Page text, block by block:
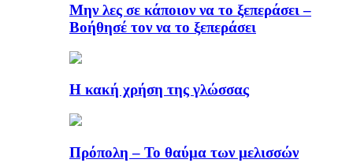
Μην λες σε κάποιον να το ξεπεράσει –
Βοήθησέ τον να το ξεπεράσει
Η κακή χρήση της γλώσσας
Πρόπολη – Το θαύμα των μελισσών